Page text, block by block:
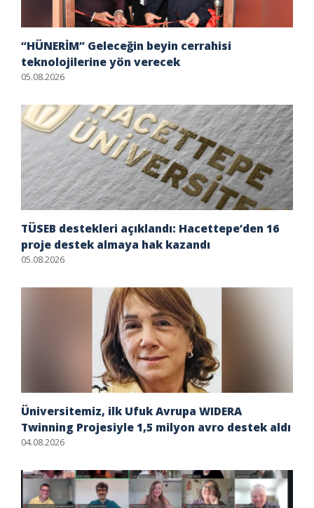
“HÜNERİM” Geleceğin beyin cerrahisi
teknolojilerine yön verecek
05.08.2026
TÜSEB destekleri açıklandı: Hacettepe’den 16
proje destek almaya hak kazandı
05.08.2026
Üniversitemiz, ilk Ufuk Avrupa WIDERA
Twinning Projesiyle 1,5 milyon avro destek aldı
04.08.2026